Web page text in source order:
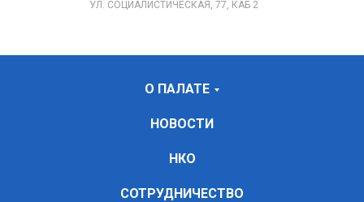
УЛ. СОЦИАЛИСТИЧЕСКАЯ, 77, КАБ 2
О ПАЛАТЕ
НОВОСТИ
НКО
СОТРУДНИЧЕСТВО